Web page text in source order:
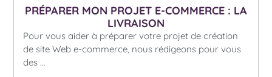
PRÉPARER MON PROJET E-COMMERCE : LA
LIVRAISON
Pour vous aider à préparer votre projet de création
de site Web e-commerce, nous rédigeons pour vous
des …